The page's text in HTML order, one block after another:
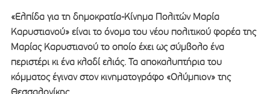
«Ελπίδα για τη δημοκρατία-Κίνημα Πολιτών Μαρία
Καρυστιανού» είναι το όνομα του νέου πολιτικού φορέα της
Μαρίας Καρυστιανού το οποίο έχει ως σύμβολο ένα
περιστέρι κι ένα κλαδί ελιάς. Τα αποκαλυπτήρια του
κόμματος έγιναν στον κινηματογράφο «Ολύμπιον» της
Θεσσαλονίκης.